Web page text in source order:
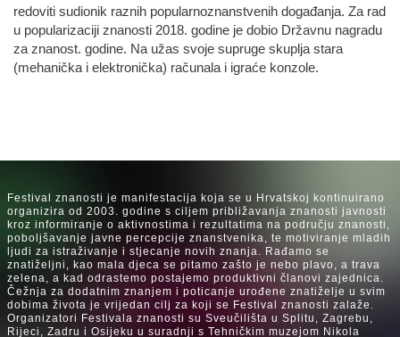
redoviti sudionik raznih popularnoznanstvenih događanja. Za rad
u popularizaciji znanosti 2018. godine je dobio Državnu nagradu
za znanost. godine. Na užas svoje supruge skuplja stara
(mehanička i elektronička) računala i igraće konzole.
Festival znanosti je manifestacija koja se u Hrvatskoj kontinuirano
organizira od 2003. godine s ciljem približavanja znanosti javnosti
kroz informiranje o aktivnostima i rezultatima na području znanosti,
poboljšavanje javne percepcije znanstvenika, te motiviranje mladih
ljudi za istraživanje i stjecanje novih znanja. Rađamo se
znatiželjni, kao mala djeca se pitamo zašto je nebo plavo, a trava
zelena, a kad odrastemo postajemo produktivni članovi zajednica.
Čežnja za dodatnim znanjem i poticanje urođene znatiželje u svim
dobima života je vrijedan cilj za koji se Festival znanosti zalaže.
Organizatori Festivala znanosti su Sveučilišta u Splitu, Zagrebu,
Rijeci, Zadru i Osijeku u suradnji s Tehničkim muzejom Nikola